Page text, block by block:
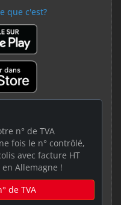
que c'est?
n° de TVA
fois le n° contrôlé,
avec facture HT
Allemagne !
de TVA